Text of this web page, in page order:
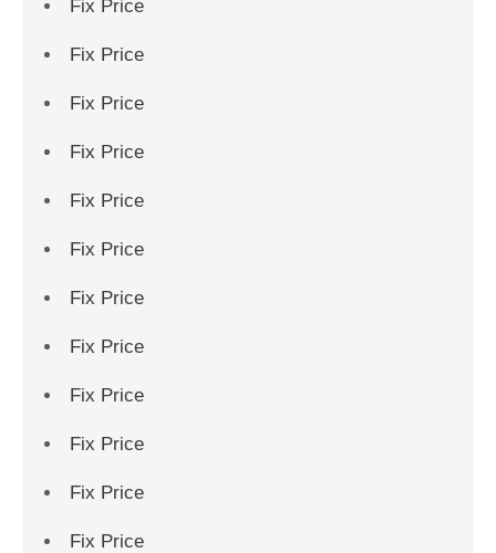
Fix Price
Fix Price
Fix Price
Fix Price
Fix Price
Fix Price
Fix Price
Fix Price
Fix Price
Fix Price
Fix Price
Fix Price